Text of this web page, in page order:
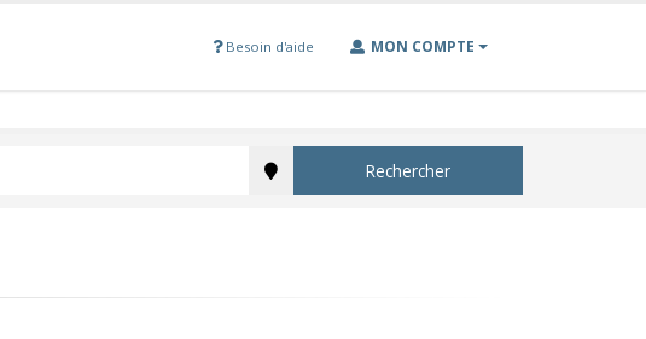
Besoin d'aide MON COMPTE
Rechercher